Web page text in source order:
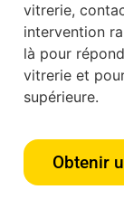
vitrerie,
intervention
là pour
vitrerie et
supérieure.
Obtenir